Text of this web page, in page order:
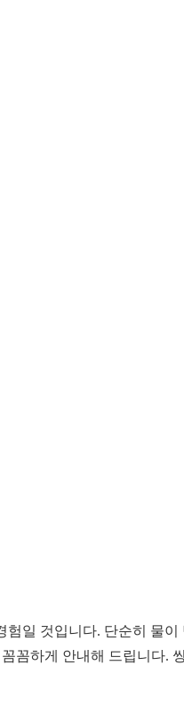
일 것입니다. 단순히 물이
꼼하게 안내해 드립니다.